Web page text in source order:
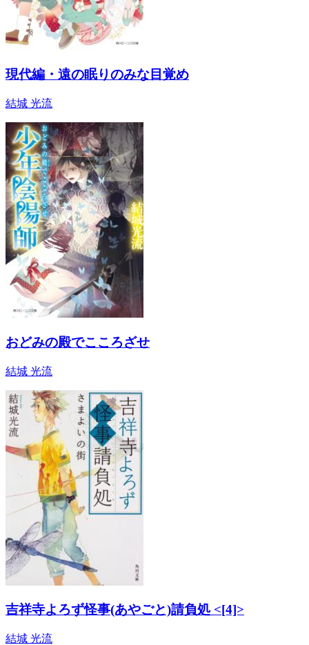
現代編・遠の眠りのみな目覚め
結城 光流
おどみの殿でこころざせ
結城 光流
吉祥寺よろず怪事(あやごと)請負処 <[4]>
結城 光流